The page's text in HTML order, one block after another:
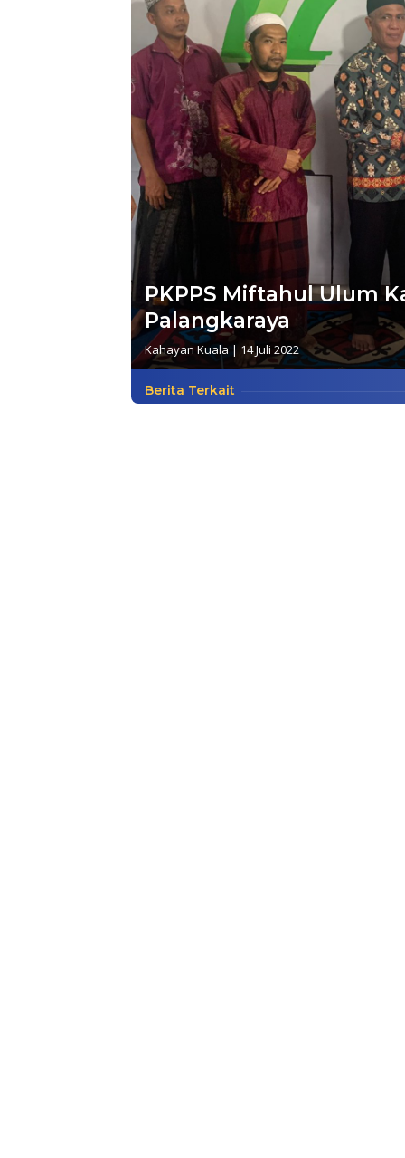
PKPPS Miftahul Ulum
Palangkaraya
Kahayan Kuala | 14 Juli 2022
Berita Terkait